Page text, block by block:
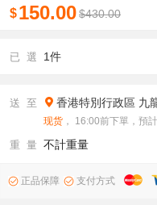
$150.00$430.00
已 選 1件
送 至 香港特別行政區 九
现货 ， 16:00前下單，預
重 量 不計重量
正品保障 支付方式